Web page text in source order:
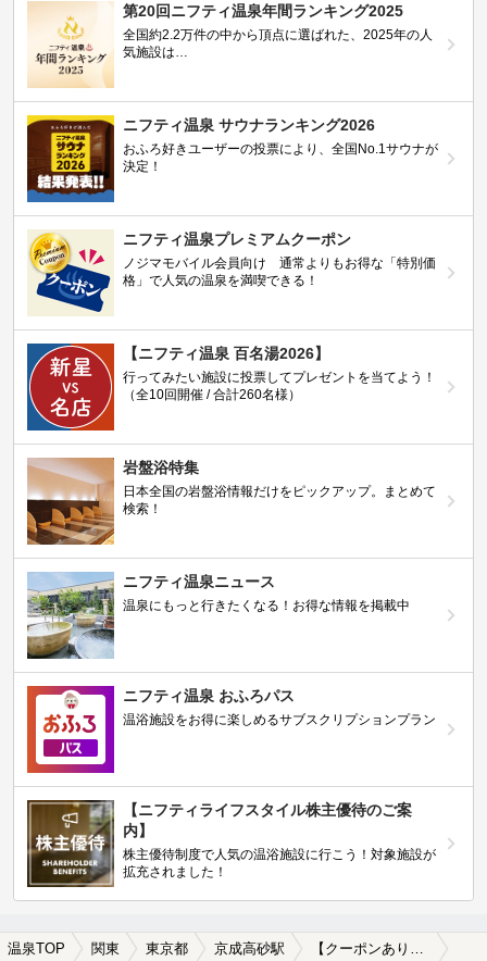
第20回ニフティ温泉年間ランキング2025
全国約2.2万件の中から頂点に選ばれた、2025年の人
気施設は…
ニフティ温泉 サウナランキング2026
おふろ好きユーザーの投票により、全国No.1サウナが
決定！
ニフティ温泉プレミアムクーポン
ノジマモバイル会員向け 通常よりもお得な「特別価
格」で人気の温泉を満喫できる！
【ニフティ温泉 百名湯2026】
行ってみたい施設に投票してプレゼントを当てよう！
（全10回開催 / 合計260名様）
岩盤浴特集
日本全国の岩盤浴情報だけをピックアップ。まとめて
検索！
ニフティ温泉ニュース
温泉にもっと行きたくなる！お得な情報を掲載中
ニフティ温泉 おふろパス
温浴施設をお得に楽しめるサブスクリプションプラン
【ニフティライフスタイル株主優待のご案
内】
株主優待制度で人気の温浴施設に行こう！対象施設が
拡充されました！
温泉TOP 関東 東京都 京成高砂駅 【クーポンあり】朝風呂に入れる京成高砂駅近くの温泉、日帰り温泉、スーパー銭湯おすすめ